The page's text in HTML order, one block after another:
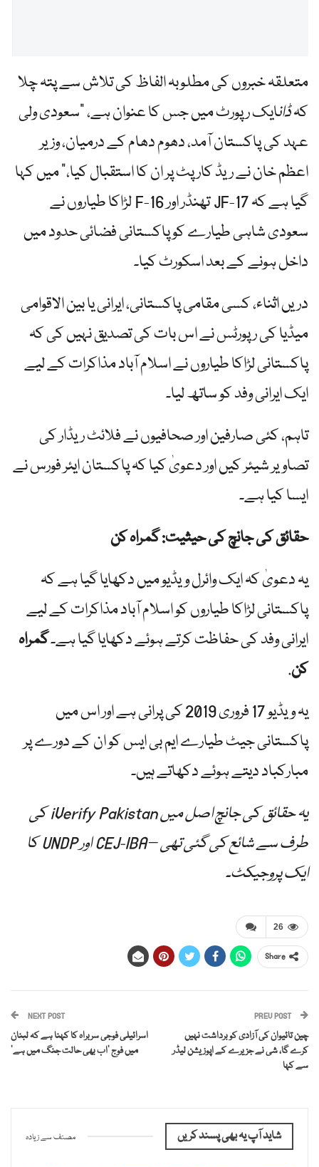
متعلقہ خبروں کی مطلوبہ الفاظ کی تلاش سے پتہ چلا
کہڈانایک رپورٹ میں جس کا عنوان ہے، "سعودی ولی
عہد کی پاکستان آمد، دھوم دھام کے درمیان، وزیر
اعظم خان نے ریڈ کارپٹ پر ان کا استقبال کیا،” میں کہا
گیا ہے کہ JF-17 تھنڈر اور F-16 لڑاکا طیاروں نے
سعودی شاہی طیارے کو پاکستانی فضائی حدود میں
داخل ہونے کے بعد اسکورٹ کیا۔
دریں اثناء، کسی مقامی پاکستانی، ایرانی یا بین الاقوامی
میڈیا کی رپورٹس نے اس بات کی تصدیق نہیں کی کہ
پاکستانی لڑاکا طیاروں نے اسلام آباد مذاکرات کے لیے
ایک ایرانی وفد کو ساتھ لیا۔
تاہم، کئی صارفین اور صحافیوں نے فلائٹ ریڈار کی
تصاویر شیئر کیں اور دعویٰ کیا کہ پاکستان ایئر فورس نے
ایسا کیا ہے۔
حقائق کی جانچ کی حیثیت: گمراہ کن
یہ دعویٰ کہ ایک وائرل ویڈیو میں دکھایا گیا ہے کہ
پاکستانی لڑاکا طیاروں کو اسلام آباد مذاکرات کے لیے
ایرانی وفد کی حفاظت کرتے ہوئے دکھایا گیا ہے۔گمراہ
کن.
یہ ویڈیو 17 فروری 2019 کی پرانی ہے اور اس میں
پاکستانی جیٹ طیارے ایم بی ایس کو ان کے دورے پر
مبارکباد دیتے ہوئے دکھاتے ہیں۔
یہ حقائق کی جانچ اصل میں iVerify Pakistan کی
طرف سے شائع کی گئی تھی – CEJ-IBA اور UNDP کا
ایک پروجیکٹ۔
26
Share
PREV POST
چین تائیوان کی آزادی کو برداشت نہیں
کرے گا، شی نے جزیرے کے اپوزیشن لیڈر
سے کہا
NEXT POST
اسرائیلی فوجی سربراہ کا کہنا ہے کہ لبنان
میں فوج ‘اب بھی حالت جنگ میں ہے’
شاید آپ یہ بھی پسند کریں مصنف سے زیادہ